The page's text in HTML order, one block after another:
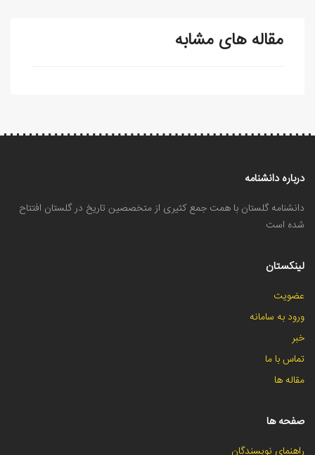
مقاله های مشابه
درباره دانشنامه
دانشنامه گلستان با همت جمع کثیری از متخصصین تاریخ در گلستان افتتاح
شده است
لینکستان
عضویت
ورود به سامانه
خبر
تماس با ما
مقاله ها
صفحه ها